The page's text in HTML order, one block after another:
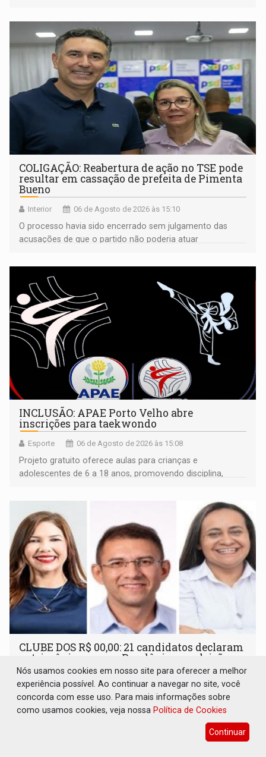
COLIGAÇÃO: Reabertura de ação no TSE pode
resultar em cassação de prefeita de Pimenta
Bueno
Interior 06 de Agosto de 2026 às 15:10
O processo havia sido encerrado sem julgamento das
acusações de que o partido não poderia atuar
INCLUSÃO: APAE Porto Velho abre
inscrições para taekwondo
Esporte 06 de Agosto de 2026 às 15:08
Projeto gratuito oferece aulas para crianças e
adolescentes de 6 a 18 anos, promovendo disciplina,
CLUBE DOS R$ 00,00: 21 candidatos declaram
patrimônio zero em Rondônia nas eleições
de 2026
Eleições 2026 06 de Agosto de 2026 às 14:45
Entre os postulantes sem bens declarados à Justiça
deputada federal Cristiane Lopes (PODE), o vereador
Pedro Geovar (PP) e a vice-prefeita Magna dos Anjos
Nós usamos cookies em nosso site para oferecer a melhor
experiência possível. Ao continuar a navegar no site, você
concorda com esse uso. Para mais informações sobre
como usamos cookies, veja nossa Política de Cookies
Continuar